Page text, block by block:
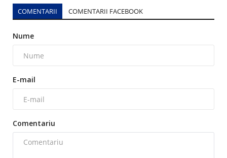
COMENTARII COMENTARII FACEBOOK
Nume
E-mail
Comentariu